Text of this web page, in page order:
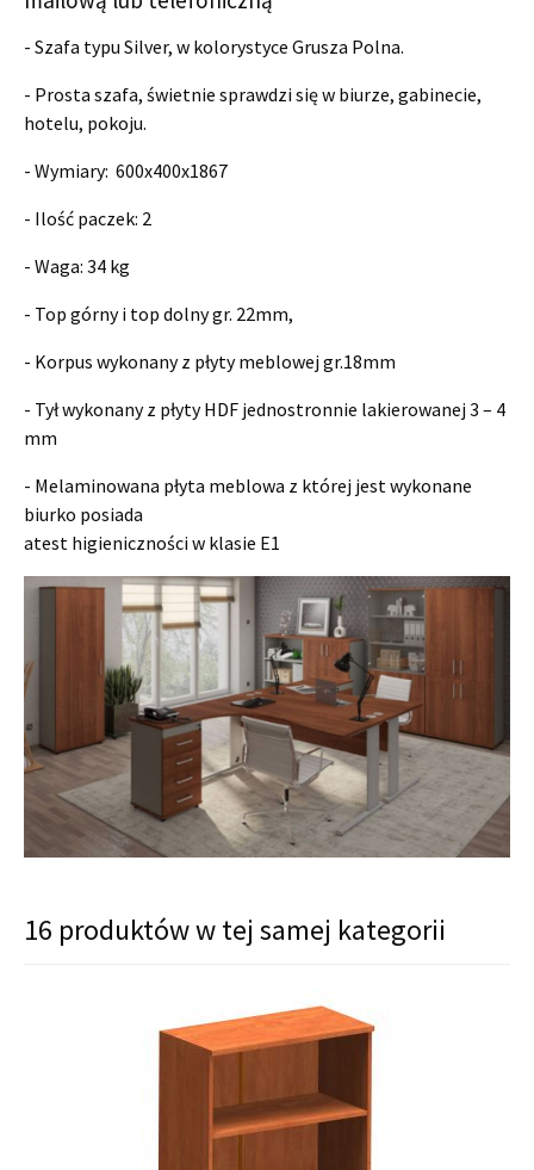
- Szafa typu Silver, w kolorystyce Grusza Polna.
- Prosta szafa, świetnie sprawdzi się w biurze, gabinecie,
hotelu, pokoju.
- Wymiary: 600x400x1867
- Ilość paczek: 2
- Waga: 34 kg
- Top górny i top dolny gr. 22mm,
- Korpus wykonany z płyty meblowej gr.18mm
- Tył wykonany z płyty HDF jednostronnie lakierowanej 3 – 4
mm
- Melaminowana płyta meblowa z której jest wykonane
biurko posiada
atest higieniczności w klasie E1
16 produktów w tej samej kategorii